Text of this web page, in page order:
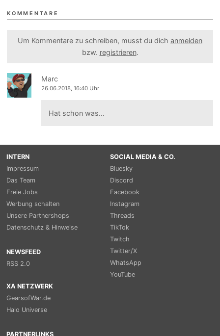
KOMMENTARE
Um Kommentare zu schreiben, musst du dich anmelden
bzw. registrieren.
Marc
26.06.2018, 16:40 Uhr
Hat schon was...
INTERN
Impressum
Das Team
Freie Jobs
Werbung schalten
Unsere Partnershops
Datenschutz & Hinweise
NEWSFEED
RSS 2.0
SOCIAL MEDIA & CO.
Bluesky
Discord
Facebook
Instagram
Threads
TikTok
Twitch
Twitter/X
WhatsApp
YouTube
XA NETZWERK
GearsofWar.de
Halo Universe
PARTNERLINKS